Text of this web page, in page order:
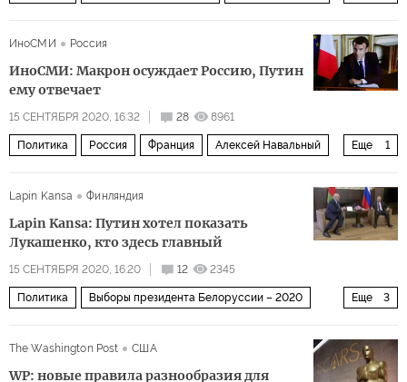
ИноСМИ
Россия
ИноСМИ: Макрон осуждает Россию, Путин
ему отвечает
15 СЕНТЯБРЯ 2020, 16:32 28 8961
Еще 1
Политика Россия Франция Алексей Навальный
Lapin Kansa
Финляндия
Lapin Kansa: Путин хотел показать
Лукашенко, кто здесь главный
15 СЕНТЯБРЯ 2020, 16:20 12 2345
Еще 3
Политика Выборы президента Белоруссии – 2020
The Washington Post
США
WP: новые правила разнообразия для